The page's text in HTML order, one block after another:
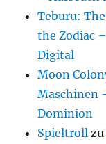
Teburu:
the Zodiac
Digital
Moon
Maschinen
Dominion
Spieltroll